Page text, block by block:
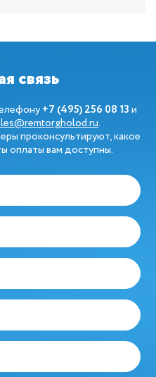
связь
+7 (495) 256 08 13и
.
проконсультируют, какое
оплаты вам доступны.